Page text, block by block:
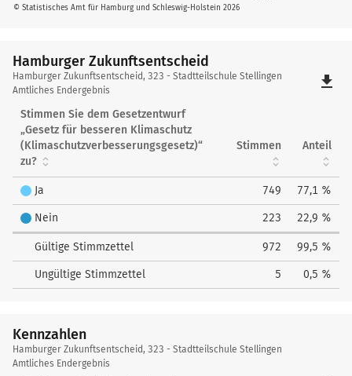
© Statistisches Amt für Hamburg und Schleswig-Holstein 2026
Hamburger Zukunftsentscheid
Hamburger
Zukunftsentscheid
Hamburger Zukunftsentscheid, 323 - Stadtteilschule Stellingen
Amtliches Endergebnis
file_download
Stimmen Sie dem Gesetzentwurf
„Gesetz für besseren Klimaschutz
(Klimaschutzverbesserungsgesetz)“
zu?
Stimmen Anteil
Ja 749 77,1 %
Nein 223 22,9 %
Gültige Stimmzettel 972 99,5 %
Ungültige Stimmzettel 5 0,5 %
Kennzahlen
Kennzahlen
Hamburger Zukunftsentscheid, 323 - Stadtteilschule Stellingen
Amtliches Endergebnis